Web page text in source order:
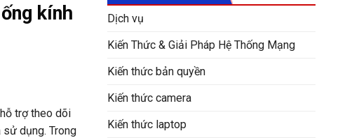
kính
trợ theo dõi
dụng. Trong
Dịch vụ
Kiến Thức & Giải Pháp Hệ Thống Mạng
Kiến thức bản quyền
Kiến thức camera
Kiến thức laptop